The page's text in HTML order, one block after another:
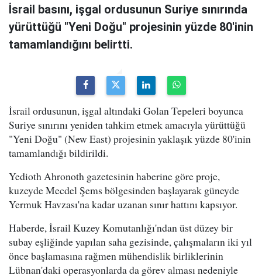
İsrail basını, işgal ordusunun Suriye sınırında
yürüttüğü "Yeni Doğu" projesinin yüzde 80'inin
tamamlandığını belirtti.
İsrail ordusunun, işgal altındaki Golan Tepeleri boyunca
Suriye sınırını yeniden tahkim etmek amacıyla yürüttüğü
"Yeni Doğu" (New East) projesinin yaklaşık yüzde 80'inin
tamamlandığı bildirildi.
Yedioth Ahronoth gazetesinin haberine göre proje,
kuzeyde Mecdel Şems bölgesinden başlayarak güneyde
Yermuk Havzası'na kadar uzanan sınır hattını kapsıyor.
Haberde, İsrail Kuzey Komutanlığı'ndan üst düzey bir
subay eşliğinde yapılan saha gezisinde, çalışmaların iki yıl
önce başlamasına rağmen mühendislik birliklerinin
Lübnan'daki operasyonlarda da görev alması nedeniyle